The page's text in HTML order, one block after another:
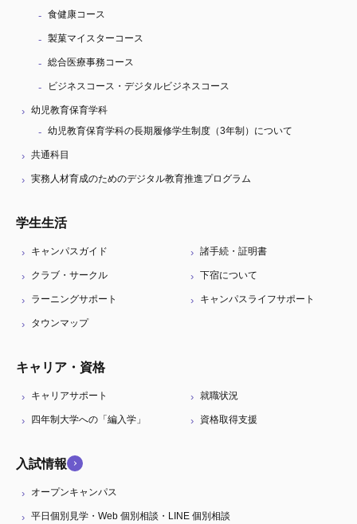
食健康コース
製菓マイスターコース
総合医療事務コース
ビジネスコース・デジタルビジネスコース
幼児教育保育学科
幼児教育保育学科の長期履修学生制度（3年制）について
共通科目
実務人材育成のためのデジタル教育推進プログラム
学生生活
キャンパスガイド 諸手続・証明書
クラブ・サークル 下宿について
ラーニングサポート キャンパスライフサポート
タウンマップ
キャリア・資格
キャリアサポート 就職状況
四年制大学への「編入学」 資格取得支援
入試情報
オープンキャンパス
平日個別見学・Web 個別相談・LINE 個別相談